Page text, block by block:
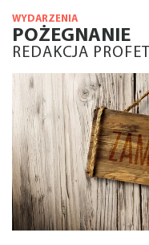
WYDARZENIA
POŻEGNANIE
REDAKCJA